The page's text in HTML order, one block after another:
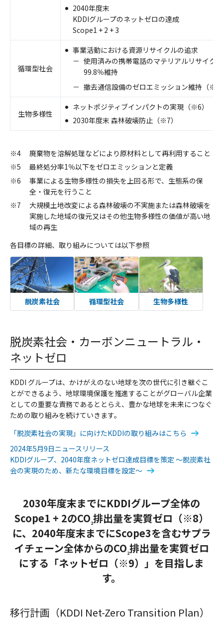
2040年度末
KDDIグループのネットゼロの達成
Scope1 + 2 + 3
循環型社会
事業活動における資源リサイクルの追求
－ 使用済みの携帯電話のマテリアルリサイク
99.8％維持
－ 撤去通信設備のゼロエミッション維持（※5
生物多様性
ネットポジティブインパクトの実現（※6）
2030年度末 森林破壊防止（※7）
※4
廃棄物を溶解処理などにより原材料として再利用すること
※5
最終処分率1％以下をゼロエミッションと定義
※6
事業による生物多様性の損失を上回る形で、生態系の保
全・復元を行うこと
※7
大規模土地改変による森林破壊の不実施または森林破壊を
実施した地域の復元又はその他生物多様性の価値が高い地
域の再生
各目標の詳細、取り組みについては以下参照
脱炭素社会 循環型社会 生物多様性
脱炭素社会・カーボンニュートラル・
ネットゼロ
KDDI グループは、かけがえのない地球を次の世代に引き継ぐこ
とができるよう、地球環境保護を推進することがグローバル企業
としての重要な責務であるととらえ、豊かな地球を未来につなぐ
ための取り組みを続けていきます。
「脱炭素社会の実現」に向けたKDDIの取り組みはこちら
2024年5月9日ニュースリリース
KDDIグループ、2040年度ネットゼロ達成目標を策定 ～脱炭素社
会の実現のため、新たな環境目標を設定～
2030年度末までにKDDIグループ全体の
Scope1 + 2のCO2排出量を実質ゼロ（※8）
に、 2040年度末までにScope3を含むサプラ
イチェーン全体からのCO2排出量を実質ゼロ
にする「ネットゼロ（※9）」を目指しま
す。
移行計画（KDDI Net-Zero Transition Plan）